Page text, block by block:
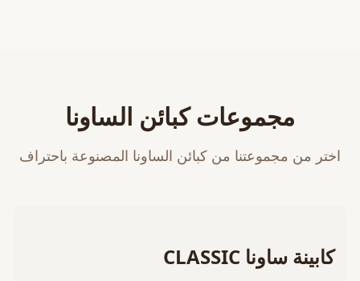
مجموعات كبائن الساونا
اختر من مجموعتنا من كبائن الساونا المصنوعة باحتراف
كابينة ساونا CLASSIC